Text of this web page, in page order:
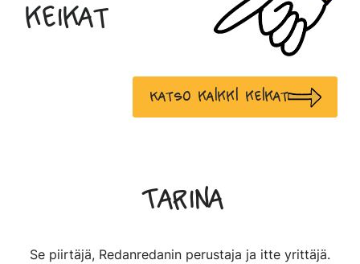
keikat
Katso kaikki keikat
Tarina
Se piirtäjä, Redanredanin perustaja ja itte yrittäjä.